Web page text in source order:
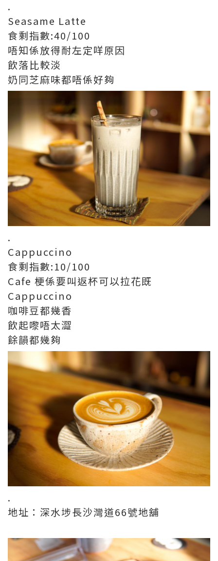
.
Seasame Latte
食剩指數:40/100
唔知係放得耐左定咩原因
飲落比較淡
奶同芝麻味都唔係好夠
.
Cappuccino
食剩指數:10/100
Cafe 梗係要叫返杯可以拉花既
Cappuccino
咖啡豆都幾香
飲起嚟唔太澀
餘韻都幾夠
.
地址：深水埗長沙灣道66號地舖